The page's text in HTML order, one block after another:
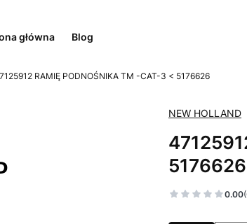
główna Blog
RAMIĘ PODNOŚNIKA TM -CAT-3 < 5176626
NEW HOLLAND
5176626
0.00